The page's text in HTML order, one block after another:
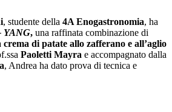
, studente della 4A Enogastronomia, ha
YANG, una raffinata combinazione di
di patate allo zafferano e all’aglio
Paoletti Mayra e accompagnato dalla
, Andrea ha dato prova di tecnica e